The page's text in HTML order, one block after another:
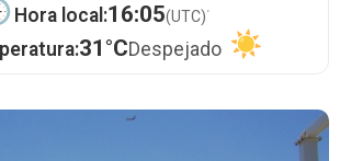
Hora local:16:05(UTC)·
31°CDespejado